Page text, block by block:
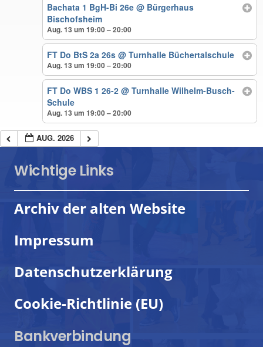
Bachata 1 BgH-Bi 26e@ Bürgerhaus
Bischofsheim
Aug. 13 um 19:00 – 20:00
FT Do BtS 2a 26s@ Turnhalle Büchertalschule
Aug. 13 um 19:00 – 20:00
FT Do WBS 1 26-2@ Turnhalle Wilhelm-Busch-
Schule
Aug. 13 um 19:00 – 20:00
AUG. 2026
Wichtige Links
Archiv der alten Website
Impressum
Datenschutzerklärung
Cookie-Richtlinie (EU)
Bankverbindung